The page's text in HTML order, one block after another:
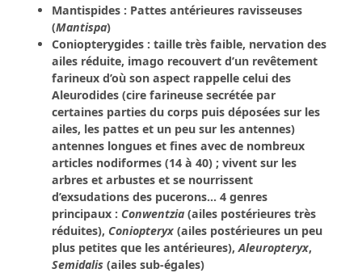
Mantispides : Pattes antérieures ravisseuses
(Mantispa)
Coniopterygides : taille très faible, nervation des
ailes réduite, imago recouvert d’un revêtement
farineux d’où son aspect rappelle celui des
Aleurodides (cire farineuse secrétée par
certaines parties du corps puis déposées sur les
ailes, les pattes et un peu sur les antennes)
antennes longues et fines avec de nombreux
articles nodiformes (14 à 40) ; vivent sur les
arbres et arbustes et se nourrissent
d’exsudations des pucerons... 4 genres
principaux : Conwentzia (ailes postérieures très
réduites), Coniopteryx (ailes postérieures un peu
plus petites que les antérieures),Aleuropteryx,
Semidalis (ailes sub-égales)